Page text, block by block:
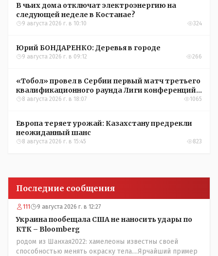
В чьих дома отключат электроэнергию на
следующей неделе в Костанае?
9 августа 2026 г. в 10:10 324
Юрий БОНДАРЕНКО: Деревья в городе
9 августа 2026 г. в 09:12 266
«Тобол» провел в Сербии первый матч третьего
квалификационного раунда Лиги конференций
УЕФА
8 августа 2026 г. в 18:07 1065
Европа теряет урожай: Казахстану предрекли
неожиданный шанс
8 августа 2026 г. в 15:45 823
Последние сообщения
111 9 августа 2026 г. в 12:27
Украина пообещала США не наносить удары по
КТК – Bloomberg
родом из Шанхая2022: хамелеоны известны своей
способностью менять окраску тела....Ярчайший пример